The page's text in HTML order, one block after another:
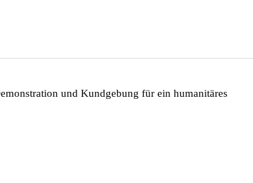
und Kundgebung für ein humanitäres